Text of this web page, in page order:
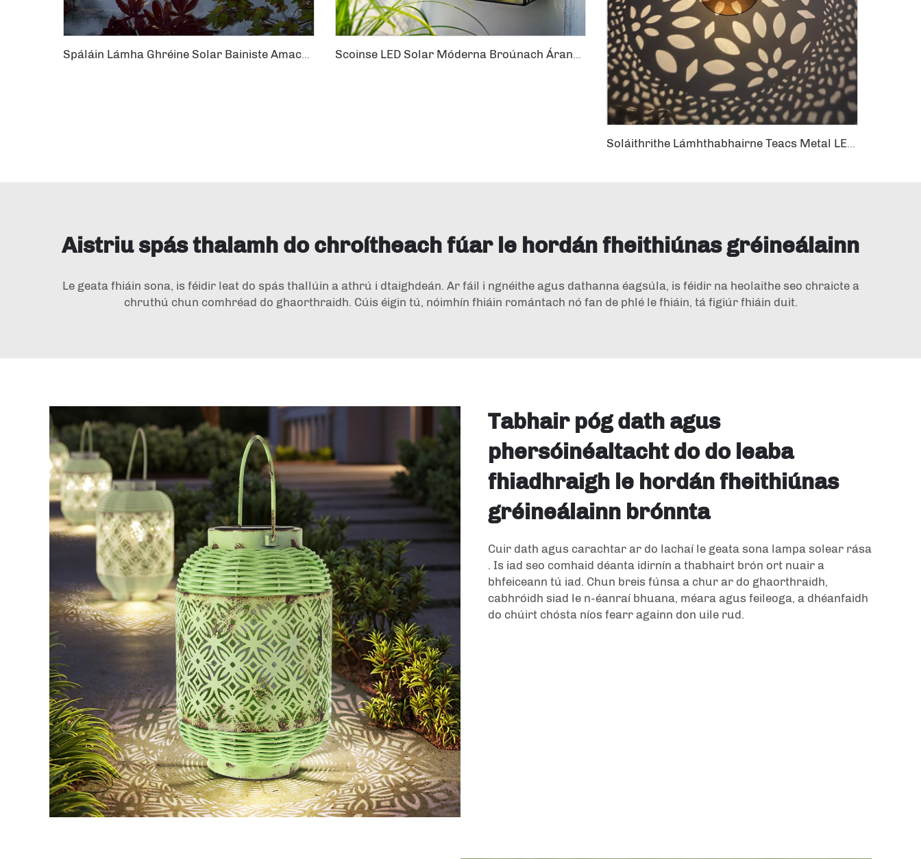
Spáláin Lámha Ghréine Solar Bainiste Amach Acmhainn Feithlichneachta Talamh Feidhmíochta Iron Corp Outdoor Scoinse LED Solar Móderna Broúnach Árann Lámha Seachadóireacht Oifigiúil Díchuimhneach Spreagadh Árann Lámha Oifigiúla
Soláithrithe Lámhthabhairne Teacs Metal LED Ornaimídí Gairid Soláthar Gréine
Aistriu spás thalamh do chroítheach fúar le hordán fheithiúnas gréineálainn
Le geata fhiáin sona, is féidir leat do spás thallúin a athrú i dtaighdeán. Ar fáil i ngnéithe agus dathanna éagsúla, is féidir na heolaithe seo chraicte a
chruthú chun comhréad do ghaorthraidh. Cúis éigin tú, nóimhín fhiáin romántach nó fan de phlé le fhiáin, tá figiúr fhiáin duit.
Tabhair póg dath agus
phersóinéaltacht do do leaba
fhiadhraigh le hordán fheithiúnas
gréineálainn brónnta
Cuir dath agus carachtar ar do lachaí le geata sona lampa solear rása
. Is iad seo comhaid déanta idirnín a thabhairt brón ort nuair a
bhfeiceann tú iad. Chun breis fúnsa a chur ar do ghaorthraidh,
cabhróidh siad le n-éanraí bhuana, méara agus feileoga, a dhéanfaidh
do chúirt chósta níos fearr againn don uile rud.